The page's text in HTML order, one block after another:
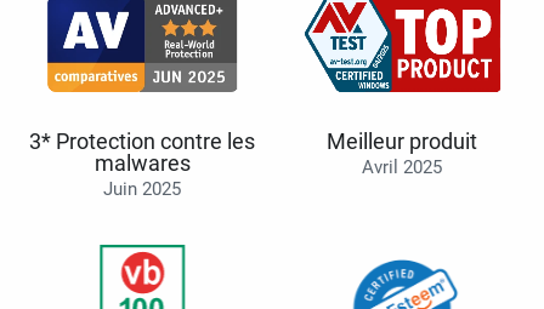
3* Protection contre les
malwares
Juin 2025
Meilleur produit
Avril 2025